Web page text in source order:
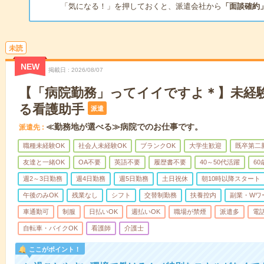
「気になる！」を押しておくと、派遣会社から 「面談確約
未読
NEW 掲載日 2026/08/07
【「病院勤務」ってイイですよ＊】未経
る看護助手
派遣
派遣先 ≪勤務地が選べる≫病院でのお仕事です。
職種未経験OK 社会人未経験OK ブランクOK 大学生歓迎 既卒第二
友達と一緒OK OA不要 英語不要 履歴書不要 40～50代活躍 60
週2～3日勤務 週4日勤務 週5日勤務 土日祝休 朝10時以降スタート
午後のみOK 残業なし シフト 交替制勤務 扶養控内 副業・Wワ
車通勤可 制服 日払いOK 週払いOK 職場が禁煙 派遣多 電
自転車・バイクOK 看護師 介護士
ここがポイント！